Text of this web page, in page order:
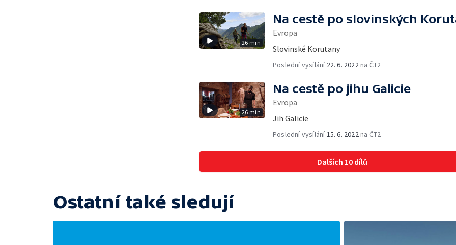
26 min
Na cestě po slovinských
Evropa
Slovinské Korutany
Poslední vysílání 22. 6. 2022na ČT2
26 min
Na cestě po jihu Galicie
Evropa
Jih Galicie
Poslední vysílání15. 6. 2022na ČT2
Dalších 10 dílů
Ostatní také sledují